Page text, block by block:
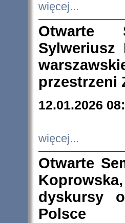
więcej...
Otwarte
Sylweriusz
przestrzeni
12.01.2026
więcej...
Otwarte
dyskursy
Polsce